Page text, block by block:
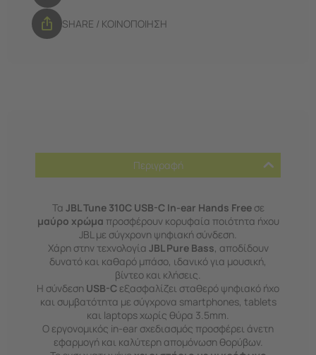
SHARE / ΚΟΙΝΟΠΟΙΗΣΗ
Περιγραφή
Τα JBL Tune 310C USB-C In-ear Hands Freeσε
μαύρο χρώμα προσφέρουν κορυφαία ποιότητα ήχου
JBL με σύγχρονη ψηφιακή σύνδεση.
Χάρη στην τεχνολογία JBL Pure Bass, αποδίδουν
δυνατό και καθαρό μπάσο, ιδανικό για μουσική,
βίντεο και κλήσεις.
Η σύνδεση USB-C εξασφαλίζει σταθερό ψηφιακό ήχο
και συμβατότητα με σύγχρονα smartphones, tablets
και laptops χωρίς θύρα 3.5mm.
Ο εργονομικός in-ear σχεδιασμός προσφέρει άνετη
εφαρμογή και καλύτερη απομόνωση θορύβων.